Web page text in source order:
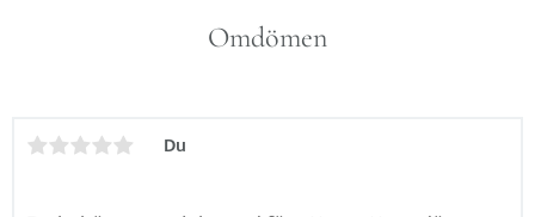
Omdömen
Du